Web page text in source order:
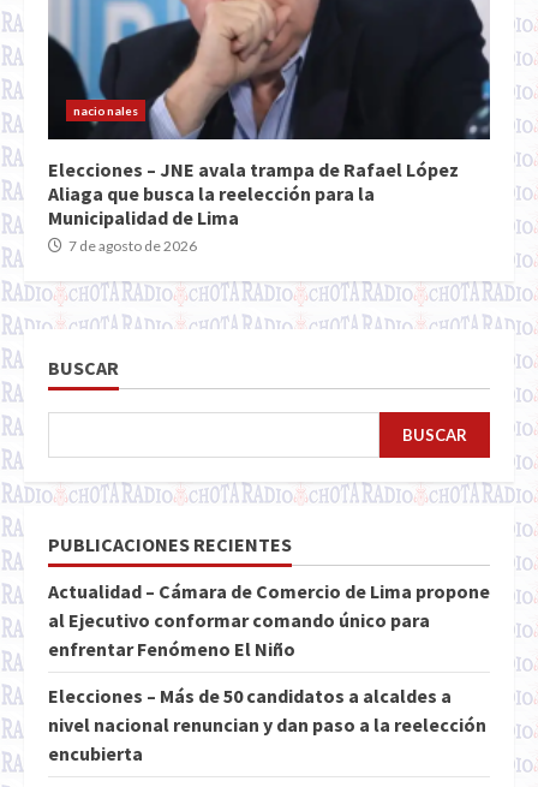
nacionales
Elecciones – JNE avala trampa de Rafael López
Aliaga que busca la reelección para la
Municipalidad de Lima
7 de agosto de 2026
BUSCAR
BUSCAR
PUBLICACIONES RECIENTES
Actualidad – Cámara de Comercio de Lima propone
al Ejecutivo conformar comando único para
enfrentar Fenómeno El Niño
Elecciones – Más de 50 candidatos a alcaldes a
nivel nacional renuncian y dan paso a la reelección
encubierta